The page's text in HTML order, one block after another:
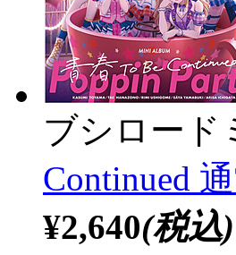
ブシロード
Continued
¥2,640(税込)